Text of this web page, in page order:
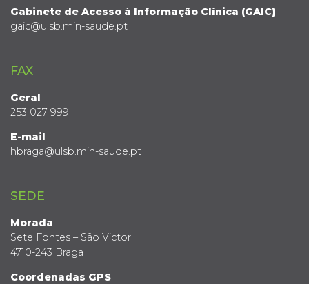
Gabinete de Acesso à Informação Clínica (GAIC)
gaic@ulsb.min-saude.pt
FAX
Geral
253 027 999
E-mail
hbraga@ulsb.min-saude.pt
SEDE
Morada
Sete Fontes – São Victor
4710-243 Braga
Coordenadas GPS